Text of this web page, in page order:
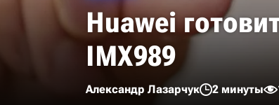
Huawei
IMX989
Александр Лазарчук 2 минуты